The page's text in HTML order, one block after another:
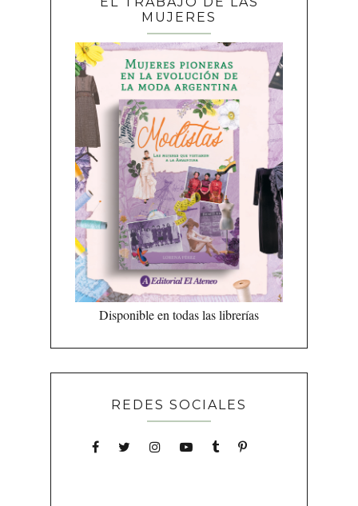
MUJERES
Disponible en todas las librerías
REDES SOCIALES